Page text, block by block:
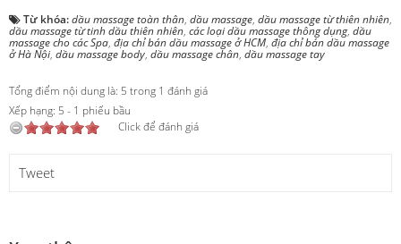
Từ khóa:dầu massage toàn thân, dầu massage, dầu massage từ thiên nhiên,
dầu massage từ tinh dầu thiên nhiên, các loại dầu massage thông dụng, dầu
massage cho các Spa, địa chỉ bán dầu massage ở HCM, địa chỉ bán dầu massage
ở Hà Nội, dầu massage body, dầu massage chân, dầu massage tay
Tổng điểm nội dung là: 5 trong 1 đánh giá
Xếp hạng: 5 - 1 phiếu bầu
Click để đánh giá
Tweet